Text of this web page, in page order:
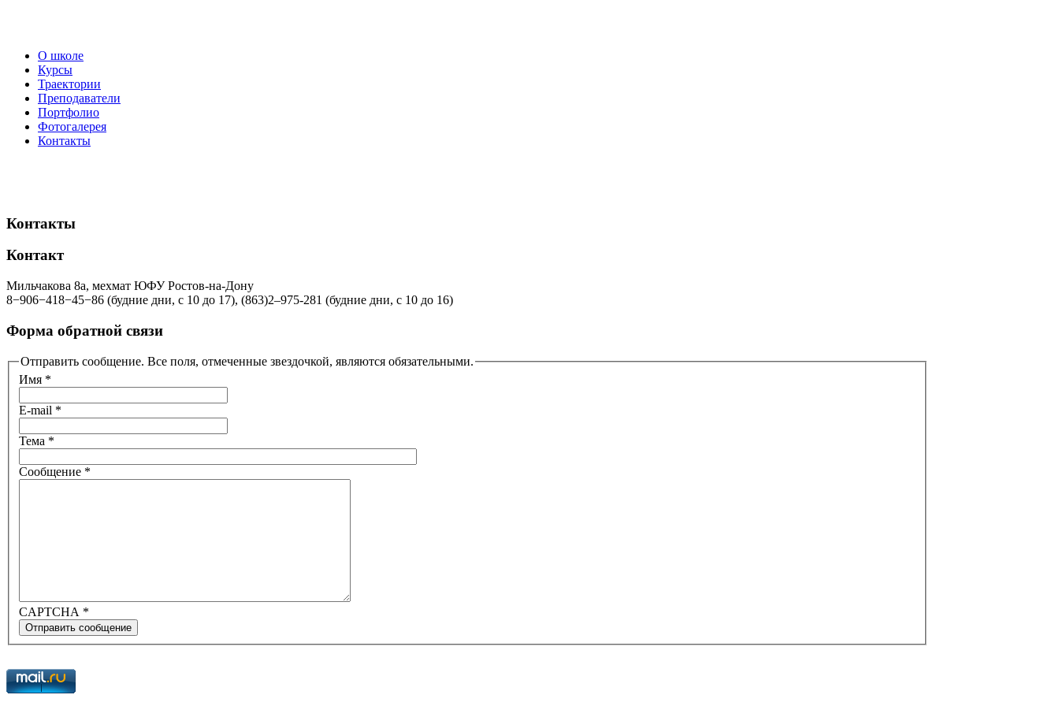
О школе
Курсы
Траектории
Преподаватели
Портфолио
Фотогалерея
Контакты
Контакты
Контакт
Мильчакова 8а, мехмат ЮФУ Ростов-на-Дону
8−906−418−45−86 (будние дни, с 10 до 17), (863)2–975-281 (будние дни, с 10 до 16)
Форма обратной связи
Отправить сообщение. Все поля, отмеченные звездочкой, являются обязательными.
Имя *
E-mail *
Тема *
Сообщение *
CAPTCHA *
Отправить сообщение